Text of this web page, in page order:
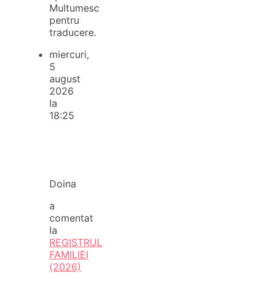
Multumesc
pentru
traducere.
miercuri,
5
august
2026
la
18:25
Doina
a
comentat
la
REGISTRUL
FAMILIEI
(2026)